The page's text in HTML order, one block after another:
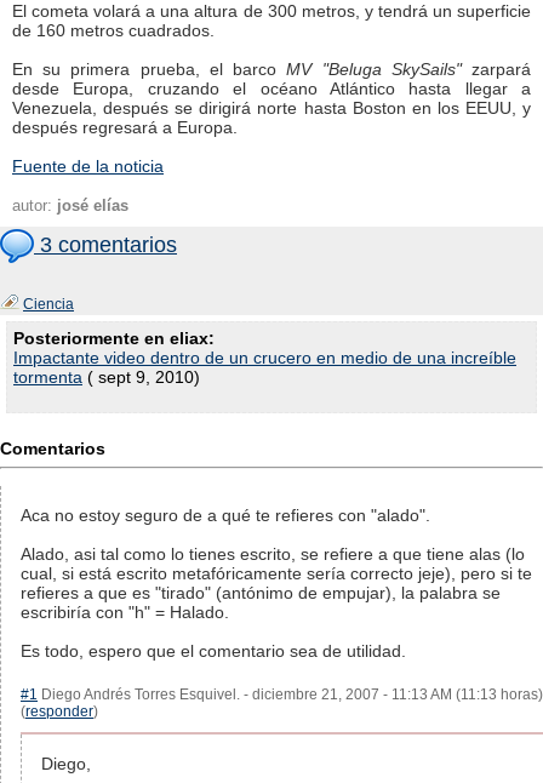
El cometa volará a una altura de 300 metros, y tendrá un superficie
de 160 metros cuadrados.
En su primera prueba, el barcoMV "Beluga SkySails"zarpará
desde Europa, cruzando el océano Atlántico hasta llegar a
Venezuela, después se dirigirá norte hasta Boston en los EEUU, y
después regresará a Europa.
Fuente de la noticia
autor: josé elías
3 comentarios
Ciencia
Posteriormente en eliax:
Impactante video dentro de un crucero en medio de una increíble
tormenta ( sept 9, 2010)
Comentarios
Aca no estoy seguro de a qué te refieres con "alado".
Alado, asi tal como lo tienes escrito, se refiere a que tiene alas (lo
cual, si está escrito metafóricamente sería correcto jeje), pero si te
refieres a que es "tirado" (antónimo de empujar), la palabra se
escribiría con "h" = Halado.
Es todo, espero que el comentario sea de utilidad.
#1 Diego Andrés Torres Esquivel. - diciembre 21, 2007 - 11:13 AM (11:13 horas)
(responder)
Diego,